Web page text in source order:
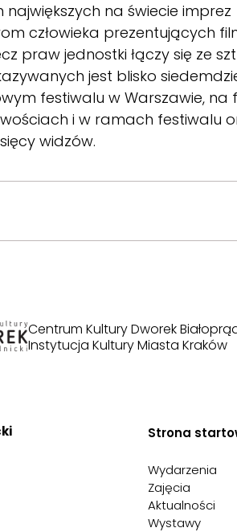
największych na świecie imprez
człowieka prezentujących
praw jednostki łączy się ze
jest blisko
festiwalu w Warszawie,
i w ramach festiwalu
widzów.
Centrum Kultury Dworek
Instytucja Kultury Miasta Kraków
Strona
Wydarzenia
Zajęcia
Aktualności
Wystawy